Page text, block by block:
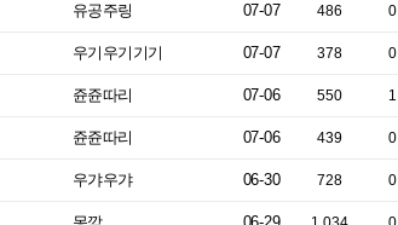
유공주링 07-07 486 0
우기우기기기 07-07 378 0
쥰쥰따리 07-06 550 1
쥰쥰따리 07-06 439 0
우갸우갸 06-30 728 0